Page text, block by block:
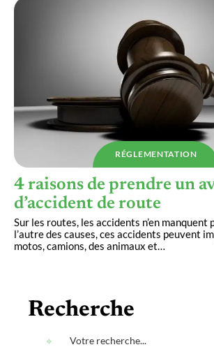
RÉGLEMENTATION
4 raisons de prendre un
d’accident de route
Sur les routes, les accidents n’en manquent
l’autre des causes, ces accidents peuvent
motos, camions, des animaux et…
Recherche